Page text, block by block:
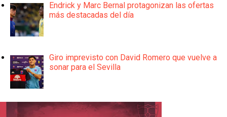
Endrick y Marc Bernal protagonizan las ofertas
más destacadas del día
Giro imprevisto con David Romero que vuelve a
sonar para el Sevilla